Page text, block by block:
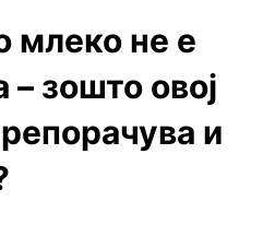
млеко не е
зошто овој
и